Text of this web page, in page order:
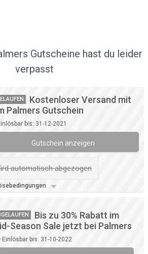
Gutscheine hast du leider
verpasst
Kostenloser Versand mit
Palmers Gutschein
bis: 31-12-2021
Gutschein anzeigen
automatisch abgezogen
Bis zu 30% Rabatt im
Season Sale jetzt bei Palmers
Einlösbar bis: 31-10-2022